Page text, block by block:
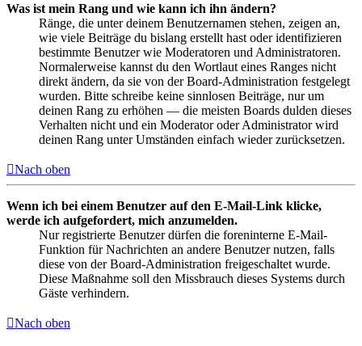
Was ist mein Rang und wie kann ich ihn ändern?
Ränge, die unter deinem Benutzernamen stehen, zeigen an,
wie viele Beiträge du bislang erstellt hast oder identifizieren
bestimmte Benutzer wie Moderatoren und Administratoren.
Normalerweise kannst du den Wortlaut eines Ranges nicht
direkt ändern, da sie von der Board-Administration festgelegt
wurden. Bitte schreibe keine sinnlosen Beiträge, nur um
deinen Rang zu erhöhen — die meisten Boards dulden dieses
Verhalten nicht und ein Moderator oder Administrator wird
deinen Rang unter Umständen einfach wieder zurücksetzen.
Nach oben
Wenn ich bei einem Benutzer auf den E-Mail-Link klicke,
werde ich aufgefordert, mich anzumelden.
Nur registrierte Benutzer dürfen die foreninterne E-Mail-
Funktion für Nachrichten an andere Benutzer nutzen, falls
diese von der Board-Administration freigeschaltet wurde.
Diese Maßnahme soll den Missbrauch dieses Systems durch
Gäste verhindern.
Nach oben